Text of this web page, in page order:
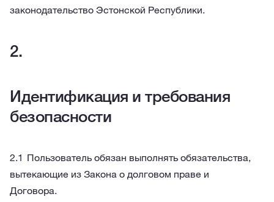
законодательство Эстонской Республики.
Идентификация и требования
безопасности
Пользователь обязан выполнять обязательства,
вытекающие из Закона о долговом праве и
Договора.